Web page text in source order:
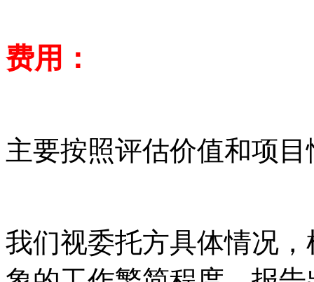
费用：
主要按照评估价值和项
我们视委托方具体情况